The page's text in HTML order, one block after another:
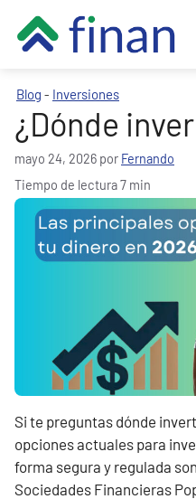
contenido
Blog - Inversiones
¿Dónde
mayo 24, 2026 por Fernando
Tiempo de lectura 7 min
Si te preguntas dónde
opciones actuales para
forma segura y regulada
Sociedades Financieras